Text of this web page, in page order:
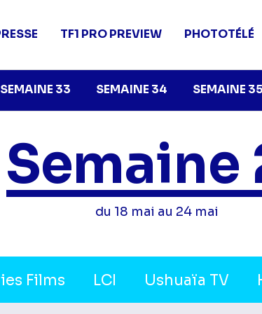
SEMAINE 33 SEMAINE 34 SEMAINE 35
TF1 PRO PREVIEW PHOTOTÉLÉ
Semaine
du 18 mai au 24 mai
Films LCI Ushuaïa TV